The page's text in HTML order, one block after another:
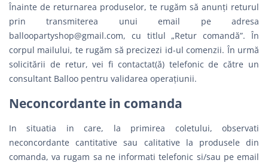
Înainte de returnarea produselor, te rugăm să anunți returul
prin transmiterea unui email pe adresa
balloopartyshop@gmail.com, cu titlul „Retur comandă”. În
corpul mailului, te rugăm să precizezi id-ul comenzii. În urmă
solicitării de retur, vei fi contactat(ă) telefonic de către un
consultant Balloo pentru validarea operațiunii.
Neconcordante in comanda
In situatia in care, la primirea coletului, observati
neconcordante cantitative sau calitative la produsele din
comanda, va rugam sa ne informati telefonic si/sau pe email